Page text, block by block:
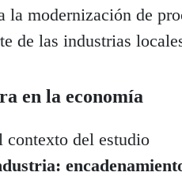
la modernización de
de las industrias
en la economía
contexto del estudio